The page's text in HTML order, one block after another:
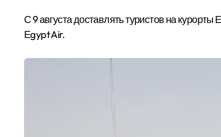
С 9 августа доставлять туристов на курорты
Еgypt Air.